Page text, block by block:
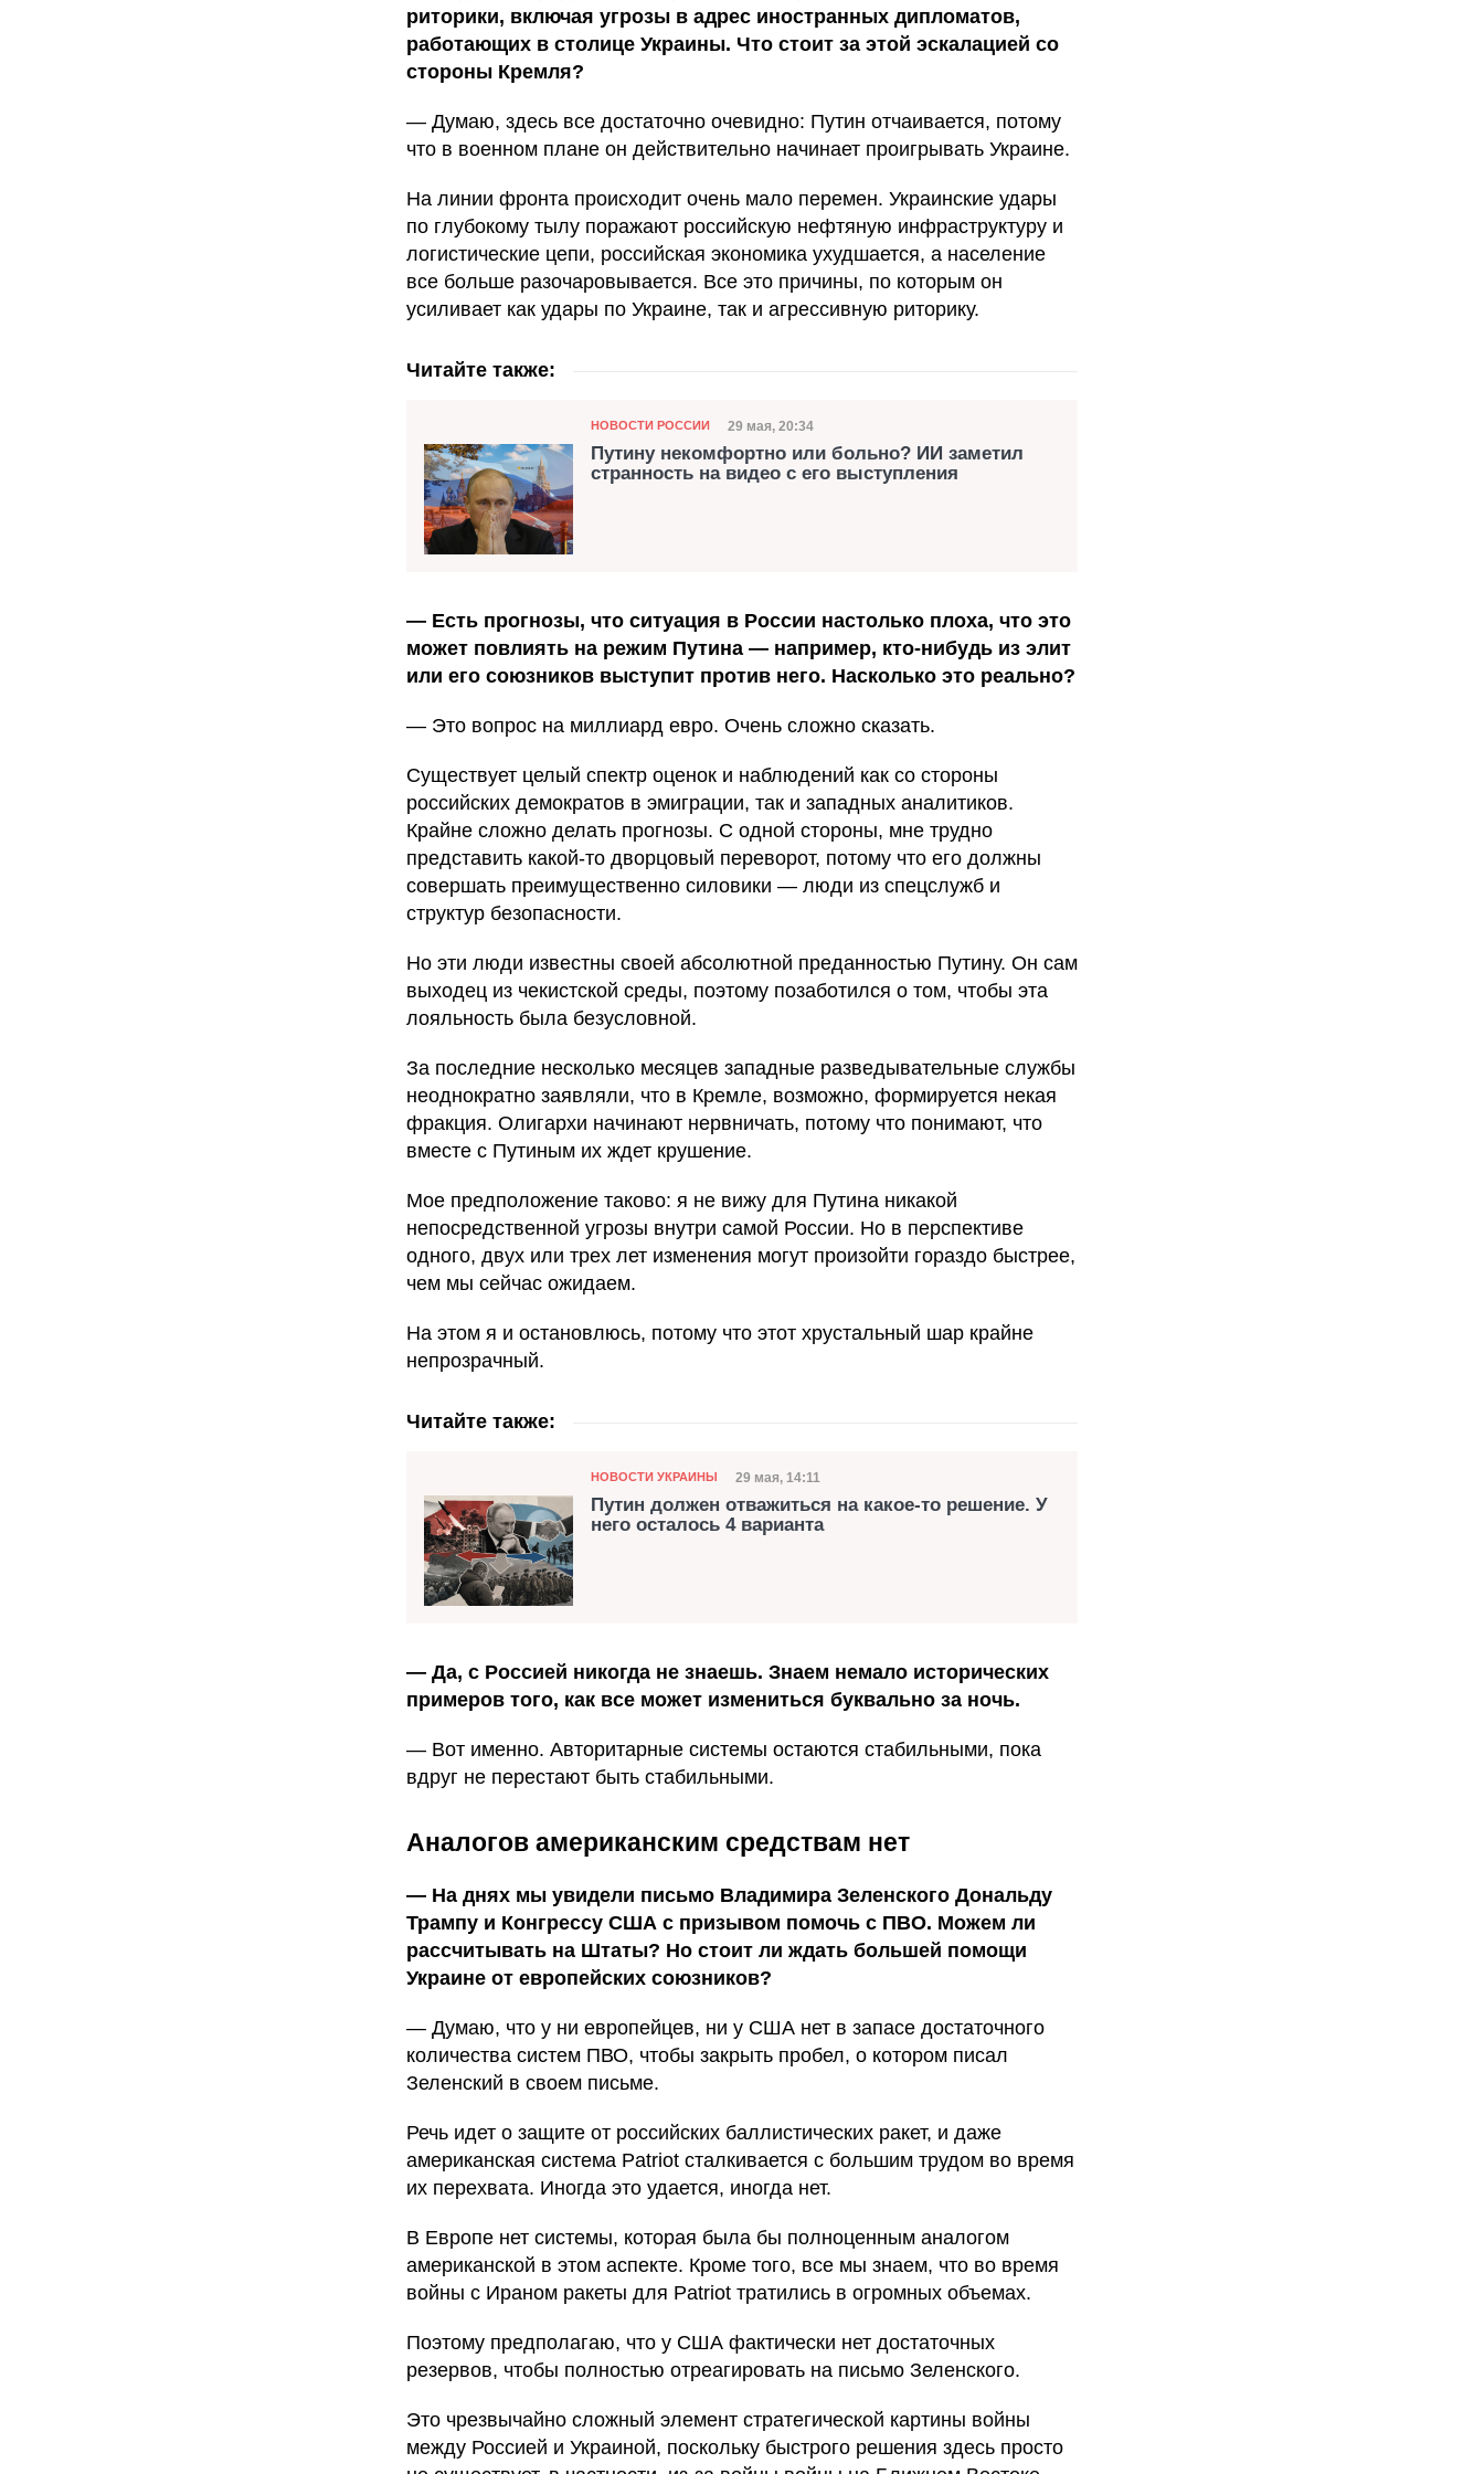
риторики, включая угрозы в адрес иностранных дипломатов,
работающих в столице Украины. Что стоит за этой эскалацией со
стороны Кремля?
— Думаю, здесь все достаточно очевидно: Путин отчаивается, потому
что в военном плане он действительно начинает проигрывать Украине.
На линии фронта происходит очень мало перемен. Украинские удары
по глубокому тылу поражают российскую нефтяную инфраструктуру и
логистические цепи, российская экономика ухудшается, а население
все больше разочаровывается. Все это причины, по которым он
усиливает как удары по Украине, так и агрессивную риторику.
Читайте также:
Категория
НОВОСТИ РОССИИ Дата публикации
29 мая, 20:34
Путину некомфортно или больно? ИИ заметил
странность на видео с его выступления
— Есть прогнозы, что ситуация в России настолько плоха, что это
может повлиять на режим Путина — например, кто-нибудь из элит
или его союзников выступит против него. Насколько это реально?
— Это вопрос на миллиард евро. Очень сложно сказать.
Существует целый спектр оценок и наблюдений как со стороны
российских демократов в эмиграции, так и западных аналитиков.
Крайне сложно делать прогнозы. С одной стороны, мне трудно
представить какой-то дворцовый переворот, потому что его должны
совершать преимущественно силовики — люди из спецслужб и
структур безопасности.
Но эти люди известны своей абсолютной преданностью Путину. Он сам
выходец из чекистской среды, поэтому позаботился о том, чтобы эта
лояльность была безусловной.
За последние несколько месяцев западные разведывательные службы
неоднократно заявляли, что в Кремле, возможно, формируется некая
фракция. Олигархи начинают нервничать, потому что понимают, что
вместе с Путиным их ждет крушение.
Мое предположение таково: я не вижу для Путина никакой
непосредственной угрозы внутри самой России. Но в перспективе
одного, двух или трех лет изменения могут произойти гораздо быстрее,
чем мы сейчас ожидаем.
На этом я и остановлюсь, потому что этот хрустальный шар крайне
непрозрачный.
Читайте также:
Категория
НОВОСТИ УКРАИНЫ Дата публикации
29 мая, 14:11
Путин должен отважиться на какое-то решение. У
него осталось 4 варианта
— Да, с Россией никогда не знаешь. Знаем немало исторических
примеров того, как все может измениться буквально за ночь.
— Вот именно. Авторитарные системы остаются стабильными, пока
вдруг не перестают быть стабильными.
Аналогов американским средствам нет
— На днях мы увидели письмо Владимира Зеленского Дональду
Трампу и Конгрессу США с призывом помочь с ПВО. Можем ли
рассчитывать на Штаты? Но стоит ли ждать большей помощи
Украине от европейских союзников?
— Думаю, что у ни европейцев, ни у США нет в запасе достаточного
количества систем ПВО, чтобы закрыть пробел, о котором писал
Зеленский в своем письме.
Речь идет о защите от российских баллистических ракет, и даже
американская система Patriot сталкивается с большим трудом во время
их перехвата. Иногда это удается, иногда нет.
В Европе нет системы, которая была бы полноценным аналогом
американской в этом аспекте. Кроме того, все мы знаем, что во время
войны с Ираном ракеты для Patriot тратились в огромных объемах.
Поэтому предполагаю, что у США фактически нет достаточных
резервов, чтобы полностью отреагировать на письмо Зеленского.
Это чрезвычайно сложный элемент стратегической картины войны
между Россией и Украиной, поскольку быстрого решения здесь просто